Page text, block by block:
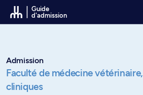
Passer au contenu
Guide
d'admission
Admission
Faculté de médecine vétérinaire,
cliniques